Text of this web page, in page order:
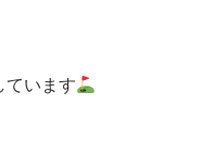
ています